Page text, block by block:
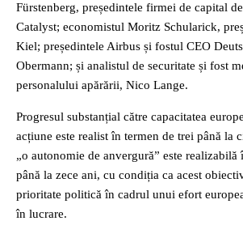
Fürstenberg, președintele firmei de capital
Catalyst; economistul Moritz Schularick,
Kiel; președintele Airbus și fostul CEO
Obermann; și analistul de securitate și fost
personalului apărării, Nico Lange.
Progresul substanțial către capacitatea
acțiune este realist în termen de trei până la
„o autonomie de anvergură” este realizabilă
până la zece ani, cu condiția ca acest
prioritate politică în cadrul unui efort
în lucrare.